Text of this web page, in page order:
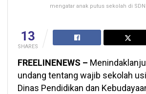
mengatar anak putus sekolah di
13
SHARES
FREELINENEWS –
undang tentang wajib sekolah
Dinas Pendidikan dan